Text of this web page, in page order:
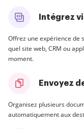
Intégrez
Offrez une expérience de
quel site web, CRM ou
moment.
Envoyez
Organisez plusieurs
automatiquement aux